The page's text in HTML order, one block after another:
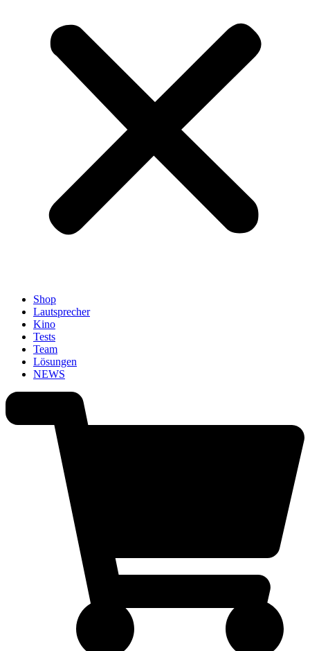
Shop
Lautsprecher
Kino
Tests
Team
Lösungen
NEWS